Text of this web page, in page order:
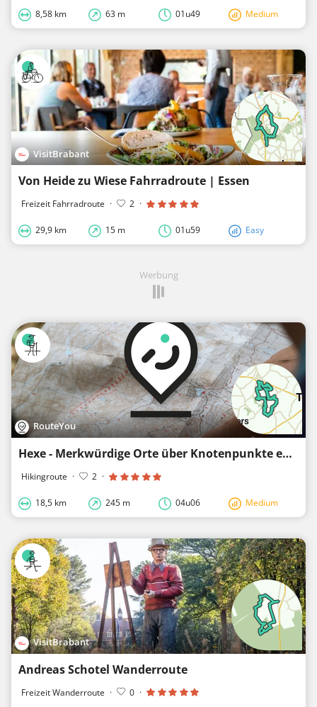
8,58 km 63 m 01u49 Medium
VisitBrabant
Von Heide zu Wiese Fahrradroute | Essen
Freizeit Fahrradroute · 2 ·
29,9 km 15 m 01u59 Easy
Werbung
RouteYou
Hexe - Merkwürdige Orte über Knotenpunkte entdecken
Hikingroute · 2 ·
18,5 km 245 m 04u06 Medium
VisitBrabant
Andreas Schotel Wanderroute
Freizeit Wanderroute · 0 ·